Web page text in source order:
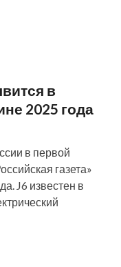
в
2025 года
в первой
газета»
J6 известен в